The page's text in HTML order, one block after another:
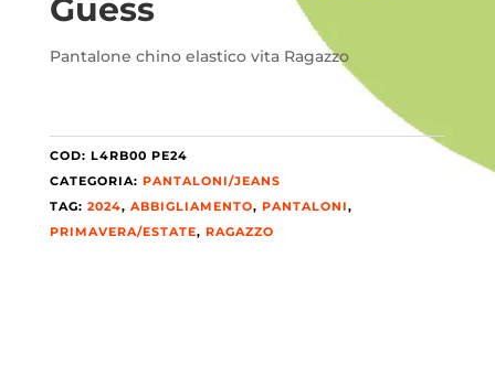
Guess
Pantalone chino elastico vita Ragazzo
COD: L4RB00 PE24
CATEGORIA: PANTALONI/JEANS
TAG: 2024, ABBIGLIAMENTO, PANTALONI,
PRIMAVERA/ESTATE, RAGAZZO